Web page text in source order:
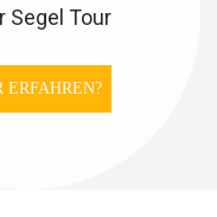
Segel Tour
ERFAHREN?